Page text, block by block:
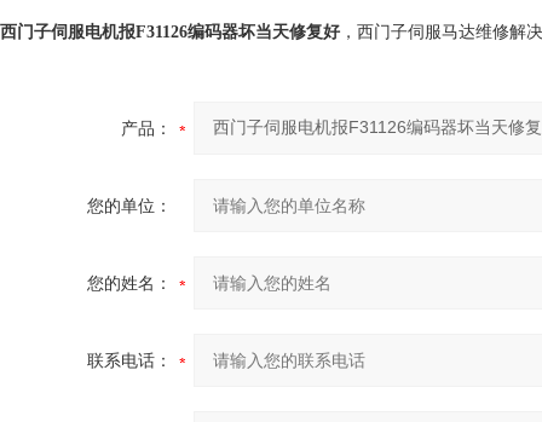
西门子伺服电机报F31126编码器坏当天修复好 ，西门子伺服马达维修解决
产品：
您的单位：
您的姓名：
联系电话：